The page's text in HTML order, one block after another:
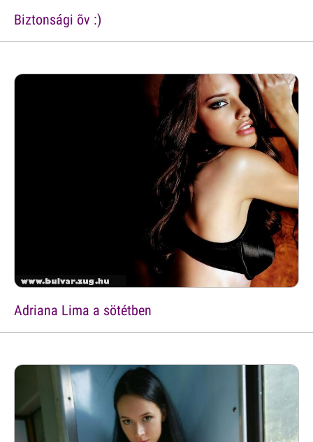
Biztonsági õv :)
Adriana Lima a sötétben